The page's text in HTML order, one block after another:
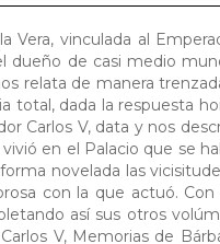
Vera, vinculada al
dueño de casi medio
relata de manera
total, dada la respuesta
Carlos V, data y nos
en el Palacio que se
novelada las
con la que actuó.
así sus otros
V, Memorias de